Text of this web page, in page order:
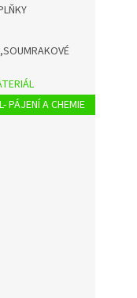
PÁJENÍ A CHEMIE